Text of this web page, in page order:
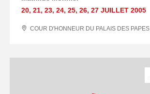
20, 21, 23, 24, 25, 26, 27 JUILLET 2005
COUR D'HONNEUR DU PALAIS DES PAPES